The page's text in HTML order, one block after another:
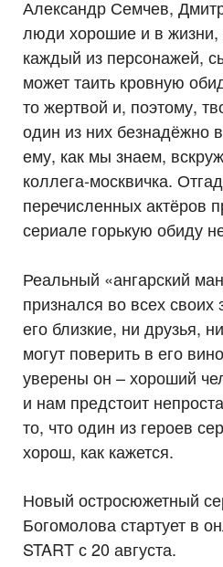
Александр Семчев,
люди хорошие и в
каждый из персонажей,
может таить кровную
то жертвой и, поэтому,
один из них безнадёжно
ему, как мы знаем,
коллега-москвичка.
перечисленных актёров
сериале горькую обиду
Реальный «ангарский
признался во всех
его близкие, ни друзья,
могут поверить в его
уверены он – хороший
и нам предстоит
то, что один из героев
хорош, как кажется.
Новый остросюжетный
Богомолова стартует в
START с 20 августа.